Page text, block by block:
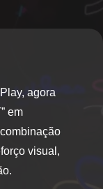
agora
em
visual,